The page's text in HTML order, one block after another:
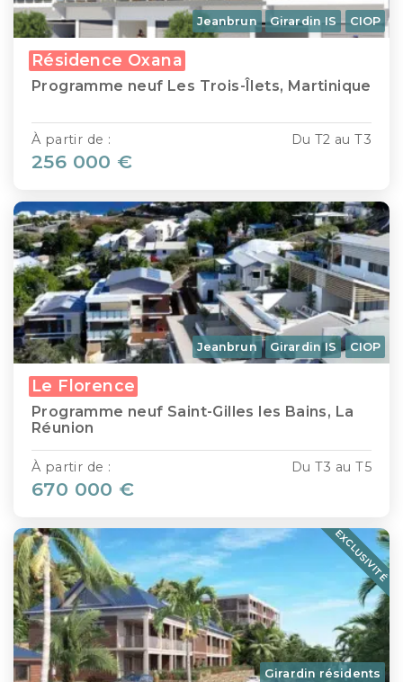
Jeanbrun Girardin IS CIOP
Résidence Oxana
Programme neuf Les Trois-Îlets, Martinique
Du T2 au T3
À partir de :
256 000 €
Jeanbrun Girardin IS CIOP
Le Florence
Programme neuf Saint-Gilles les Bains, La
Réunion
Du T3 au T5
À partir de :
670 000 €
Girardin résidents
EXCLUSIVITÉ